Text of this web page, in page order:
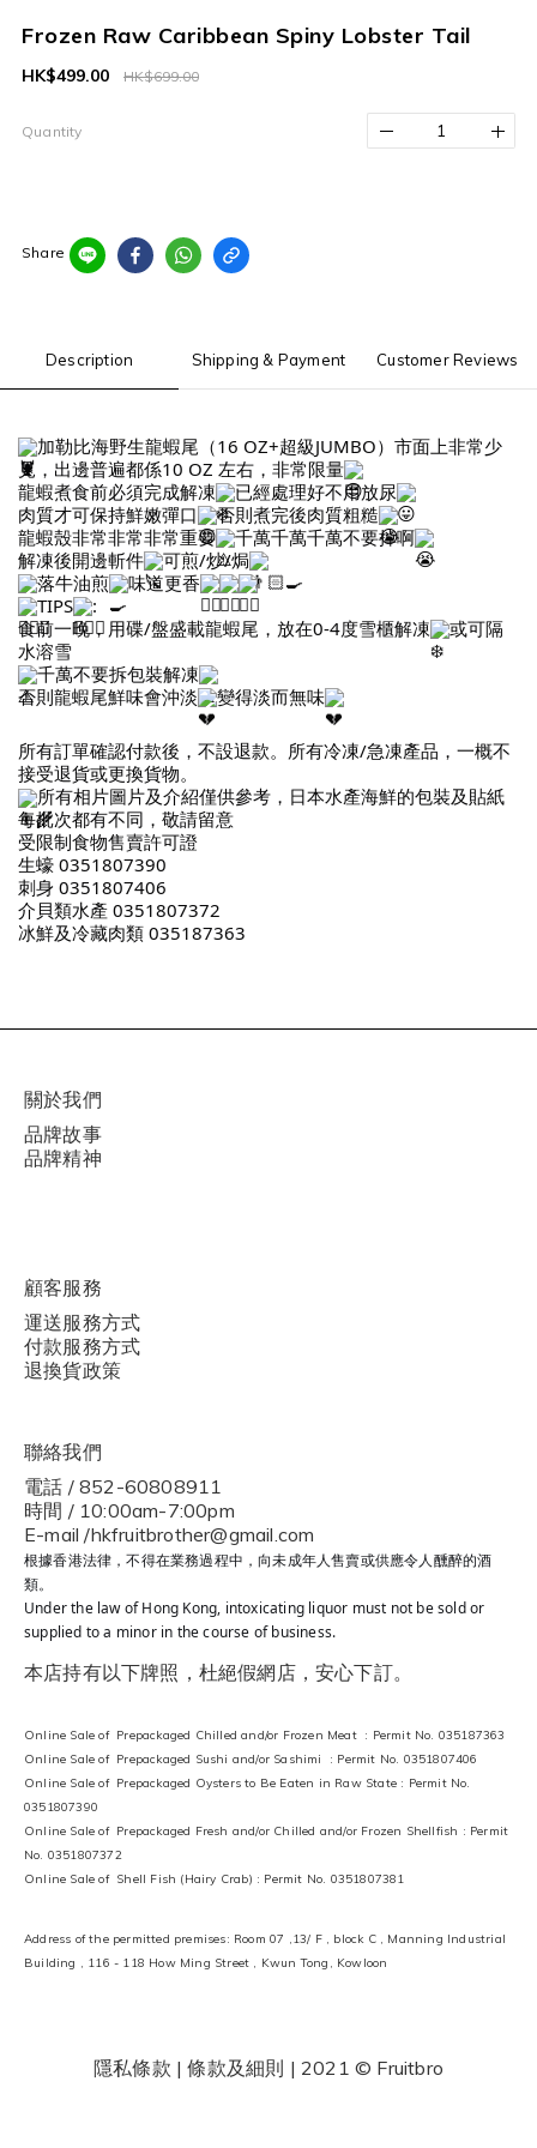
Frozen Raw Caribbean Spiny Lobster Tail
HK$699.00
HK$499.00
Quantity
Share
Description Shipping & Payment Customer Reviews
加勒比海野生龍蝦尾（16 OZ+超級JUMBO）市面上非常少
見，出邊普遍都係10 OZ 左右，非常限量
龍蝦煮食前必須完成解凍
已經處理好不用放尿
肉質才可保持鮮嫩彈口
否則煮完後肉質粗糙
龍蝦殼非常非常非常重要
千萬千萬千萬不要掉啊
解凍後開邊斬件
可煎/炒/焗
落牛油煎
味道更香
TIPS
:
食前一晚，用碟/盤盛載龍蝦尾，放在0-4度雪櫃解凍
或可隔
水溶雪
千萬不要拆包裝解凍
否則龍蝦尾鮮味會沖淡
變得淡而無味
所有訂單確認付款後，不設退款。所有冷凍/急凍產品，一概不
接受退貨或更換貨物。
所有相片圖片及介紹僅供參考，日本水產海鮮的包裝及貼紙
每批次都有不同，敬請留意
受限制食物售賣許可證
生蠔 0351807390
刺身 0351807406
介貝類水產 0351807372
冰鮮及冷藏肉類 035187363
關於我們
品牌故事
品牌精神
顧客服務
運送服務方式
付款服務方式
退換貨政策
聯絡我們
電話 / 852-60808911
時間 / 10:00am-7:00pm
E-mail /hkfruitbrother@gmail.com
根據香港法律，不得在業務過程中，向未成年人售賣或供應令人醺醉的酒
類。
Under the law of Hong Kong, intoxicating liquor must not be sold or
supplied to a minor in the course of business.
本店持有以下牌照，杜絕假網店，安心下訂。
Online Sale of Prepackaged Chilled and/or Frozen Meat : Permit No. 035187363
Online Sale of Prepackaged Sushi and/or Sashimi : Permit No. 0351807406
Online Sale of Prepackaged Oysters to Be Eaten in Raw State : Permit No.
0351807390
Online Sale of Prepackaged Fresh and/or Chilled and/or Frozen Shellfish : Permit
No. 0351807372
Online Sale of Shell Fish (Hairy Crab) : Permit No. 0351807381
Address of the permitted premises: Room 07 ,13/ F , block C , Manning Industrial
Building , 116 - 118 How Ming Street , Kwun Tong, Kowloon
隱私條款 | 條款及細則 | 2021 © Fruitbro